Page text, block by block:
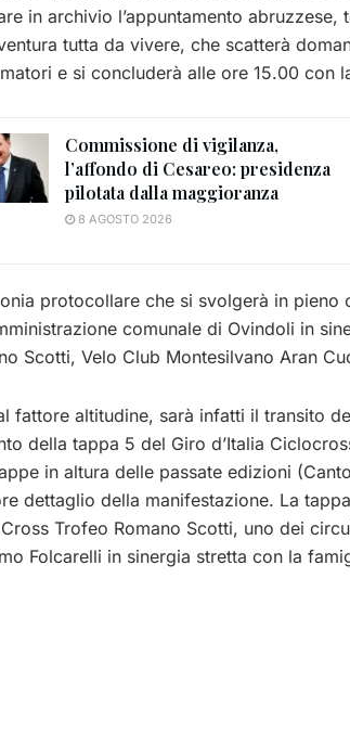
in archivio l’appuntamento
tutta da vivere, che scatterà
e si concluderà alle ore 15.00 con
Commissione di vigilanza,
l’affondo di Cesareo: presidenza
pilotata dalla maggioranza
8 AGOSTO 2026
protocollare che si svolgerà in
comunale di Ovindoli in
Scotti, Velo Club Montesilvano Aran
fattore altitudine, sarà infatti il transito
della tappa 5 del Giro d’Italia
in altura delle passate edizioni
dettaglio della manifestazione. La
Trofeo Romano Scotti, uno dei
Folcarelli in sinergia stretta con la